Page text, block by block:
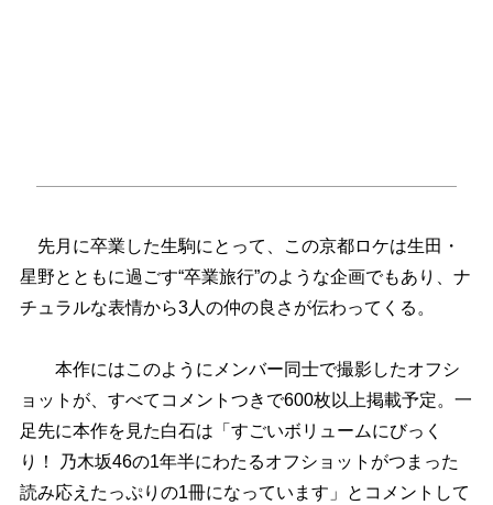
先月に卒業した生駒にとって、この京都ロケは生田・
星野とともに過ごす“卒業旅行”のような企画でもあり、ナ
チュラルな表情から3人の仲の良さが伝わってくる。
本作にはこのようにメンバー同士で撮影したオフシ
ョットが、すべてコメントつきで600枚以上掲載予定。一
足先に本作を見た白石は「すごいボリュームにびっく
り！ 乃木坂46の1年半にわたるオフショットがつまった
読み応えたっぷりの1冊になっています」とコメントして